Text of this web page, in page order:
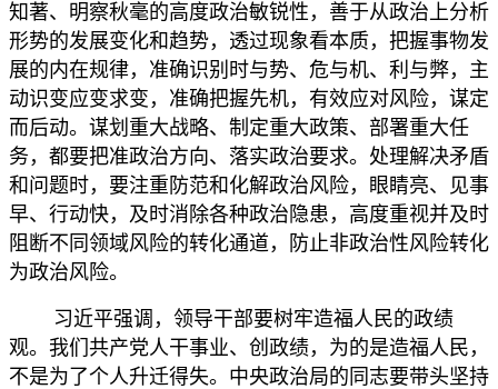
知著、明察秋毫的高度政治敏锐性，善于从政治上分析
形势的发展变化和趋势，透过现象看本质，把握事物发
展的内在规律，准确识别时与势、危与机、利与弊，主
动识变应变求变，准确把握先机，有效应对风险，谋定
而后动。谋划重大战略、制定重大政策、部署重大任
务，都要把准政治方向、落实政治要求。处理解决矛盾
和问题时，要注重防范和化解政治风险，眼睛亮、见事
早、行动快，及时消除各种政治隐患，高度重视并及时
阻断不同领域风险的转化通道，防止非政治性风险转化
为政治风险。
习近平强调，领导干部要树牢造福人民的政绩
观。我们共产党人干事业、创政绩，为的是造福人民，
不是为了个人升迁得失。中央政治局的同志要带头坚持